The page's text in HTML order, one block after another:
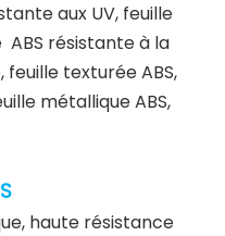
aux UV, feuille
ABS résistante à la
feuille texturée ABS,
métallique ABS,
haute résistance